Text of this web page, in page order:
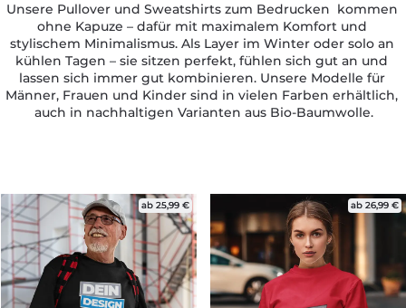
Unsere Pullover und Sweatshirts zum Bedrucken  kommen
ohne Kapuze – dafür mit maximalem Komfort und
stylischem Minimalismus. Als Layer im Winter oder solo an
kühlen Tagen – sie sitzen perfekt, fühlen sich gut an und
lassen sich immer gut kombinieren. Unsere Modelle für
Männer, Frauen und Kinder sind in vielen Farben erhältlich,
auch in nachhaltigen Varianten aus Bio-Baumwolle.
ab 25,99 € ab 26,99 €